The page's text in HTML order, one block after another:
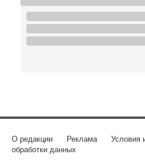
О редакции Реклама Условия
обработки данных